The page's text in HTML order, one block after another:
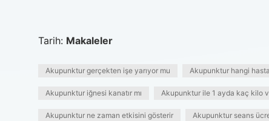
Tarih: Makaleler
Akupunktur gerçekten işe yarıyor mu Akupunktur hangi
Akupunktur iğnesi kanatır mı Akupunktur ile 1 ayda kaç kilo
Akupunktur ne zaman etkisini gösterir Akupunktur seans